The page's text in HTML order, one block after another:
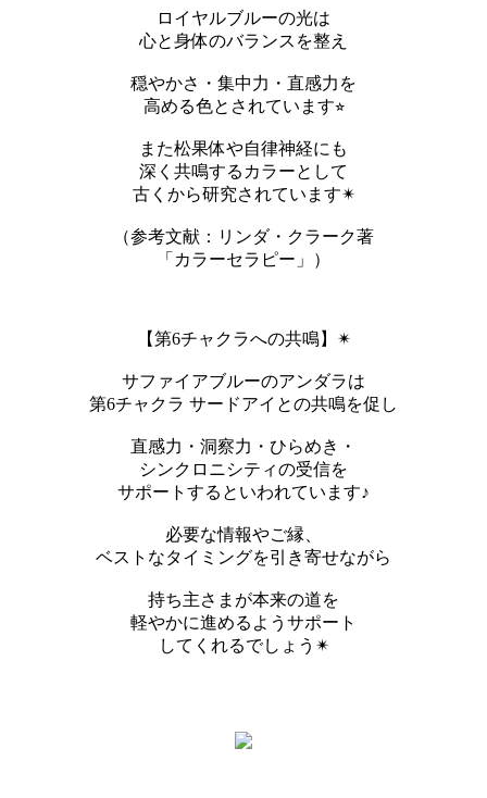
ロイヤルブルーの光は
心と身体のバランスを整え
穏やかさ・集中力・直感力を
高める色とされています⭐︎
また松果体や自律神経にも
深く共鳴するカラーとして
古くから研究されています✴︎
（参考文献：リンダ・クラーク著
「カラーセラピー」）
【第6チャクラへの共鳴】✴︎
サファイアブルーのアンダラは
第6チャクラ サードアイとの共鳴を促し
直感力・洞察力・ひらめき・
シンクロニシティの受信を
サポートするといわれています♪
必要な情報やご縁、
ベストなタイミングを引き寄せながら
持ち主さまが本来の道を
軽やかに進めるようサポート
してくれるでしょう✴︎